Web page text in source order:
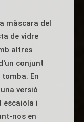
màscara del
de vidre
altres
conjunt
En
versió
escaiola i
nos en